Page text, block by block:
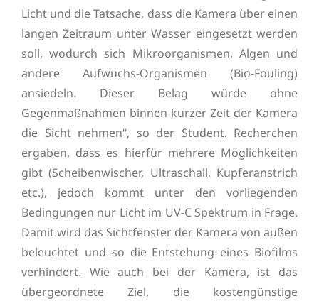
Licht und die Tatsache, dass die Kamera über einen
langen Zeitraum unter Wasser eingesetzt werden
soll, wodurch sich Mikroorganismen, Algen und
andere Aufwuchs-Organismen (Bio-Fouling)
ansiedeln. Dieser Belag würde ohne
Gegenmaßnahmen binnen kurzer Zeit der Kamera
die Sicht nehmen“, so der Student. Recherchen
ergaben, dass es hierfür mehrere Möglichkeiten
gibt (Scheibenwischer, Ultraschall, Kupferanstrich
etc.), jedoch kommt unter den vorliegenden
Bedingungen nur Licht im UV-C Spektrum in Frage.
Damit wird das Sichtfenster der Kamera von außen
beleuchtet und so die Entstehung eines Biofilms
verhindert. Wie auch bei der Kamera, ist das
übergeordnete Ziel, die kostengünstige